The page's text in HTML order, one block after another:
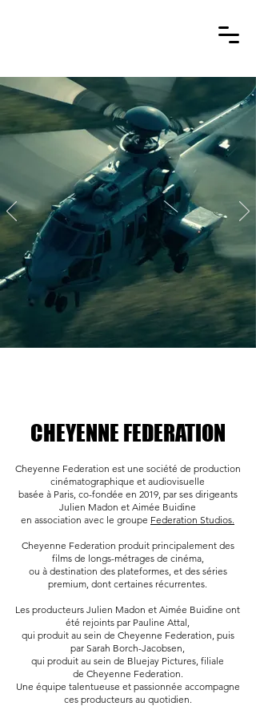
CHEYENNE FEDERATION
Cheyenne Federation est une société de production
cinématographique et audiovisuelle
basée à Paris, co-fondée en 2019, par ses dirigeants
Julien Madon et Aimée Buidine
en association avec le groupe Federation Studios.
Cheyenne Federation produit principalement des
films de longs-métrages de cinéma,
ou à destination des plateformes, et des séries
premium, dont certaines récurrentes.
Les producteurs Julien Madon et Aimée Buidine ont
été rejoints par Pauline Attal,
qui produit au sein de Cheyenne Federation, puis
par Sarah Borch-Jacobsen,
qui produit au sein de Bluejay Pictures, filiale
de Cheyenne Federation.
Une équipe talentueuse et passionnée accompagne
ces producteurs au quotidien.